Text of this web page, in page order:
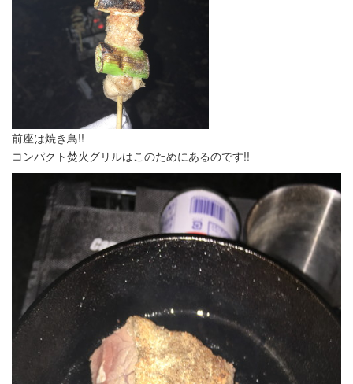
前座は焼き鳥!!
コンパクト焚火グリルはこのためにあるのです!!